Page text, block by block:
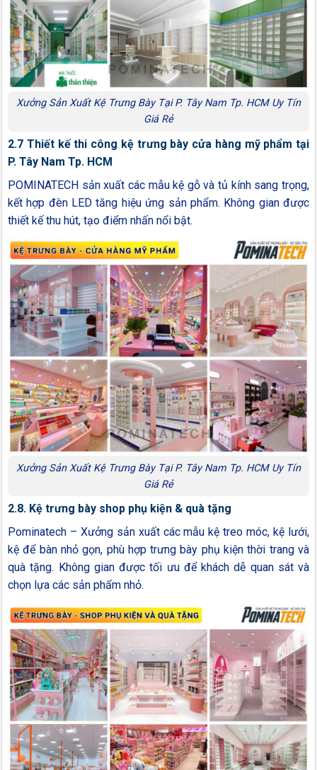
Xưởng Sản Xuất Kệ Trưng Bày Tại P. Tây Nam Tp. HCM Uy Tín
Giá Rẻ
2.7 Thiết kế thi công kệ trưng bày cửa hàng mỹ phẩm tại
P. Tây Nam Tp. HCM
POMINATECH sản xuất các mẫu kệ gỗ và tủ kính sang trọng,
kết hợp đèn LED tăng hiệu ứng sản phẩm. Không gian được
thiết kế thu hút, tạo điểm nhấn nổi bật.
Xưởng Sản Xuất Kệ Trưng Bày Tại P. Tây Nam Tp. HCM Uy Tín
Giá Rẻ
2.8. Kệ trưng bày shop phụ kiện & quà tặng
Pominatech – Xưởng sản xuất các mẫu kệ treo móc, kệ lưới,
kệ để bàn nhỏ gọn, phù hợp trưng bày phụ kiện thời trang và
quà tặng. Không gian được tối ưu để khách dễ quan sát và
chọn lựa các sản phẩm nhỏ.